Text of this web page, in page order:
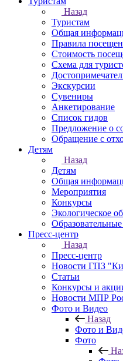
Назад
Туристам
Общая
Правила
Стоимость
Схема для
Экскурсии
Сувениры
Анкетирование
Список гидов
Предложение о
Обращение с
Детям
Назад
Детям
Общая
Мероприятия
Конкурсы
Экологическое
Пресс-центр
Назад
Пресс-центр
Новости ГПЗ
Статьи
Конкурсы и
Новости МПР
Фото и Видео
Назад
Фото и
Фото